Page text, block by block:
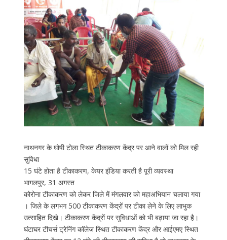
नाथनगर के घोषी टोला स्थित टीकाकरण केंद्र पर आने वालों को मिल रही
सुविधा
15 घंटे होता है टीकाकरण, केयर इंडिया करती है पूरी व्यवस्था
भागलपुर, 31 अगस्त
कोरोना टीकाकरण को लेकर जिले में मंगलवार को महाअभियान चलाया गया
। जिले के लगभग 500 टीकाकरण केंद्रों पर टीका लेने के लिए लाभुक
उत्साहित दिखे। टीकाकरण केंद्रों पर सुविधाओं को भी बढ़ाया जा रहा है।
घंटाघर टीचर्स ट्रेनिंग कॉलेज स्थित टीकाकरण केंद्र और आईएमए स्थित